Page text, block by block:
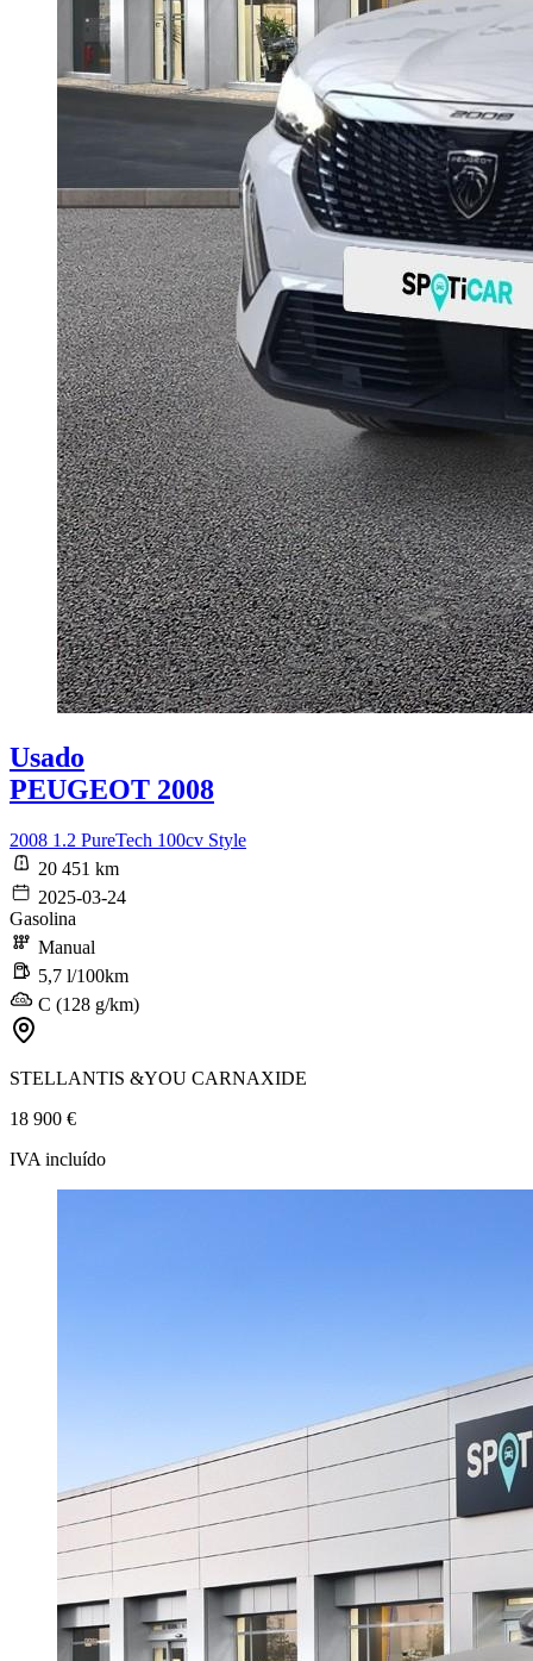
Usado
PEUGEOT 2008
2008 1.2 PureTech 100cv Style
20 451 km
2025-03-24
Gasolina
Manual
5,7 l/100km
C (128 g/km)
STELLANTIS &YOU CARNAXIDE
18 900 €
IVA incluído